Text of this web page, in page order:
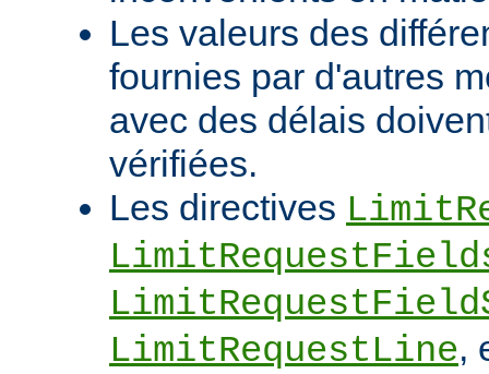
Les valeurs des
fournies par d'autres
avec des délais
vérifiées.
Les directives
LimitRequestLine,